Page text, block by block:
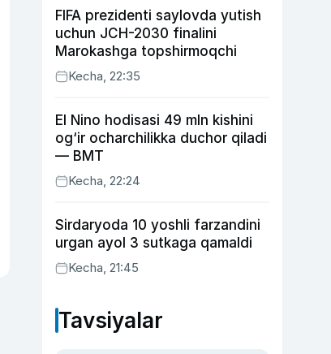
FIFA prezidenti saylovda yutish
uchun JCH-2030 finalini
Marokashga topshirmoqchi
Kecha, 22:35
El Nino hodisasi 49 mln kishini
og‘ir ocharchilikka duchor qiladi
— BMT
Kecha, 22:24
Sirdaryoda 10 yoshli farzandini
urgan ayol 3 sutkaga qamaldi
Kecha, 21:45
Tavsiyalar